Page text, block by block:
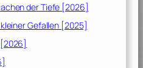
der Tiefe [2026]
Gefallen [2025]